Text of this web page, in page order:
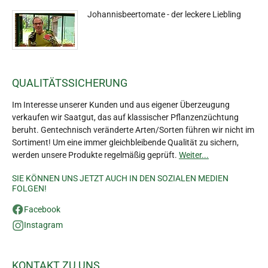
Johannisbeertomate - der leckere Liebling
QUALITÄTSSICHERUNG
Im Interesse unserer Kunden und aus eigener Überzeugung
verkaufen wir Saatgut, das auf klassischer Pflanzenzüchtung
beruht. Gentechnisch veränderte Arten/Sorten führen wir nicht im
Sortiment! Um eine immer gleichbleibende Qualität zu sichern,
werden unsere Produkte regelmäßig geprüft. Weiter...
SIE KÖNNEN UNS JETZT AUCH IN DEN SOZIALEN MEDIEN
FOLGEN!
Facebook
Instagram
KONTAKT ZU UNS